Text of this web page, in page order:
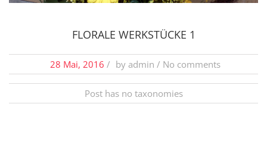
FLORALE WERKSTÜCKE 1
28 Mai, 2016 / by admin / No comments
Post has no taxonomies